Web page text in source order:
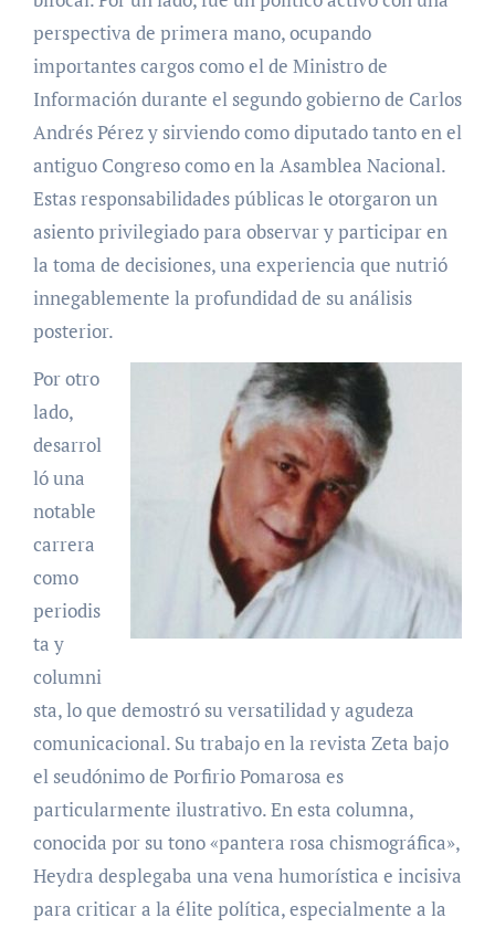
perspectiva de primera mano, ocupando
importantes cargos como el de Ministro de
Información durante el segundo gobierno de Carlos
Andrés Pérez y sirviendo como diputado tanto en el
antiguo Congreso como en la Asamblea Nacional.
Estas responsabilidades públicas le otorgaron un
asiento privilegiado para observar y participar en
la toma de decisiones, una experiencia que nutrió
innegablemente la profundidad de su análisis
posterior.
Por otro
lado,
desarrol
ló una
notable
carrera
como
periodis
ta y
columni
sta, lo que demostró su versatilidad y agudeza
comunicacional. Su trabajo en la revista Zeta bajo
el seudónimo de Porfirio Pomarosa es
particularmente ilustrativo. En esta columna,
conocida por su tono «pantera rosa chismográfica»,
Heydra desplegaba una vena humorística e incisiva
para criticar a la élite política, especialmente a la